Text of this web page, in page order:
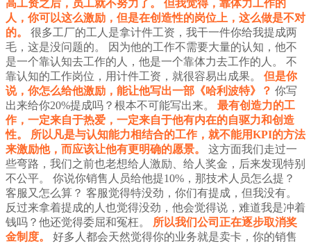
高工资之后，员工就不努力了。
但我觉得，靠体力工作的
人，你可以这么激励，但是在创造性的岗位上，这么做是不对
的。
很多工厂的工人是拿计件工资，我干一件你给我提成两
毛，这是没问题的。
因为他的工作不需要大量的认知，他不
是一个靠认知去工作的人，他是一个靠体力去工作的人。
不
靠认知的工作岗位，用计件工资，就很容易出成果。
但是你
说，你怎么给他激励，能让他写出一部《哈利波特》？ 你写
出来给你20%提成吗？根本不可能写出来。
最有创造力的工
作，一定来自于热爱，一定来自于他有内在的自驱力和创造
性。
所以凡是与认知能力相结合的工作，就不能用KPI的方法
来激励他，而应该让他有更明确的愿景。
这方面我们走过一
些弯路，我们之前也老想给人激励、给人奖金，后来发现特别
不公平。
你说你销售人员给他提10%，那技术人员怎么提？
客服又怎么算？ 客服觉得特没劲，你们有提成，但我没有。
反过来拿着提成的人也觉得没劲，他会觉得说，难道我是冲着
钱吗？他还觉得委屈和冤枉。
所以我们公司正在逐步取消奖
金制度。
好多人都会天然觉得你的业务就是卖卡，你的销售